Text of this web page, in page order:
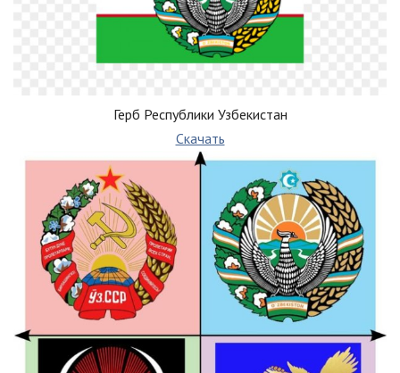
Герб Республики Узбекистан
Скачать